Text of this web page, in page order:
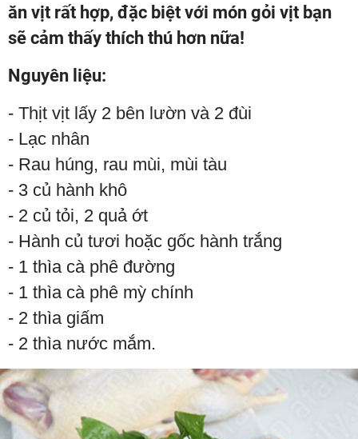
ăn vịt rất hợp, đặc biệt với món gỏi vịt bạn
sẽ cảm thấy thích thú hơn nữa!
Nguyên liệu:
- Thịt vịt lấy 2 bên lườn và 2 đùi
- Lạc nhân
- Rau húng, rau mùi, mùi tàu
- 3 củ hành khô
- 2 củ tỏi, 2 quả ớt
- Hành củ tươi hoặc gốc hành trắng
- 1 thìa cà phê đường
- 1 thìa cà phê mỳ chính
- 2 thìa giấm
- 2 thìa nước mắm.